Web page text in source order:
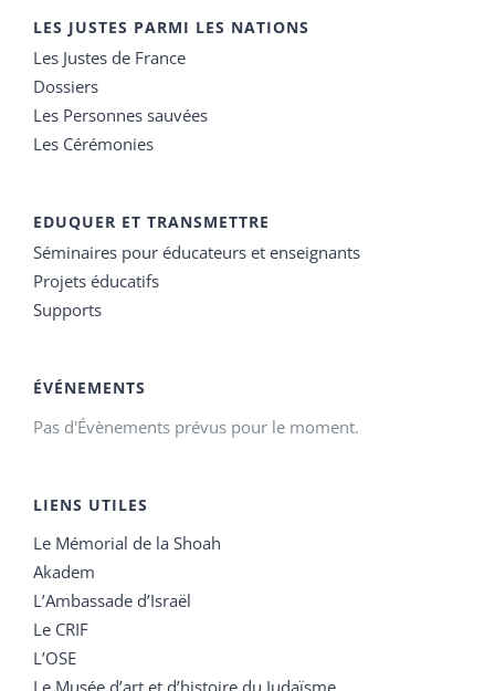
LES JUSTES PARMI LES NATIONS
Les Justes de France
Dossiers
Les Personnes sauvées
Les Cérémonies
EDUQUER ET TRANSMETTRE
Séminaires pour éducateurs et enseignants
Projets éducatifs
Supports
ÉVÉNEMENTS
Pas d'Évènements prévus pour le moment.
LIENS UTILES
Le Mémorial de la Shoah
Akadem
L’Ambassade d’Israël
Le CRIF
L’OSE
Le Musée d’art et d’histoire du Judaïsme